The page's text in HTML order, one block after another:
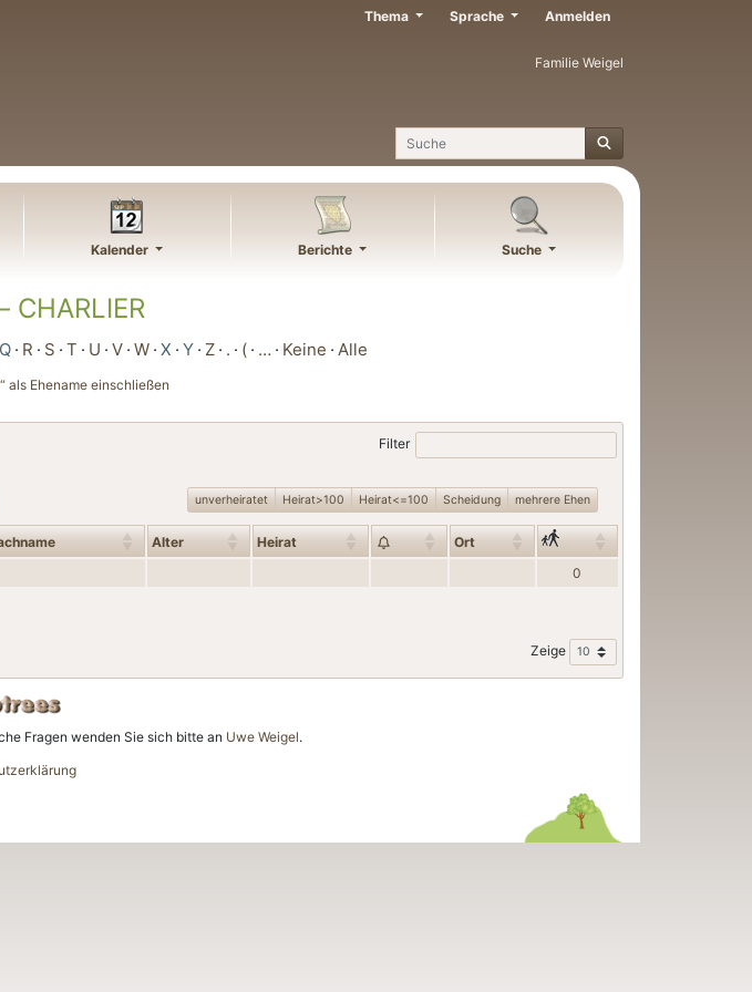
Familie Weigel
Suche
Thema Sprache Anmelden
Kalender Berichte Suche
CHARLIER
Q R S T U V W X Y Z . ( … Keine Alle
“ als Ehename einschließen
Filter
unverheiratet Heirat>100 Heirat<=100 Scheidung mehrere Ehen
Alter Heirat
Ort
0
Zeige
Fragen wenden Sie sich bitte an Uwe Weigel.